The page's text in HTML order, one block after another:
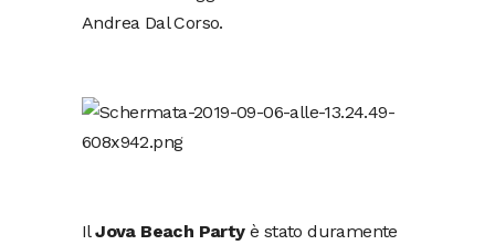
Andrea Dal Corso.
IlJova Beach Partyè stato duramente